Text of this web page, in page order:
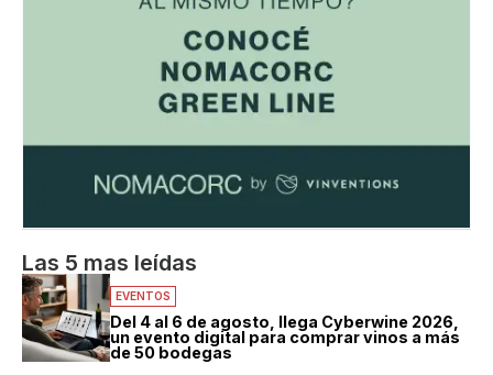
Las 5 mas leídas
EVENTOS
Del 4 al 6 de agosto, llega Cyberwine 2026,
un evento digital para comprar vinos a más
de 50 bodegas